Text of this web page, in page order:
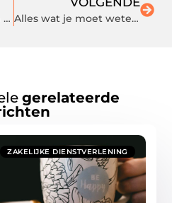
Hoe makelaarsborden het stratenbeeld transformeren Alles wat je moet weten over dakwerken: een complete gids
gerelateerde
ZAKELIJKE DIENSTVERLENING